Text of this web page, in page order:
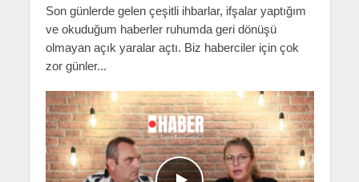
Son günlerde gelen çeşitli ihbarlar, ifşalar yaptığım
ve okuduğum haberler ruhumda geri dönüşü
olmayan açık yaralar açtı. Biz haberciler için çok
zor günler...